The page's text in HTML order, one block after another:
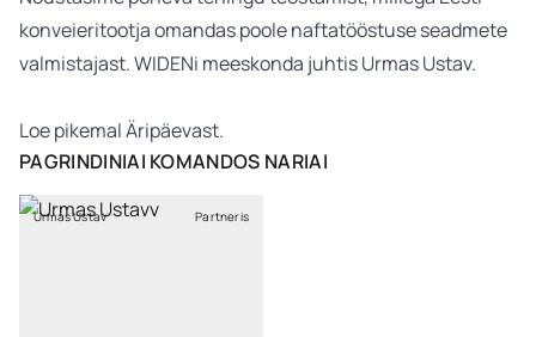
konveieritootja omandas poole naftatööstuse seadmete
valmistajast. WIDENi meeskonda juhtis Urmas Ustav.
Loe pikemalÄripäevast.
PAGRINDINIAI KOMANDOS NARIAI
Urmas Ustav Partneris